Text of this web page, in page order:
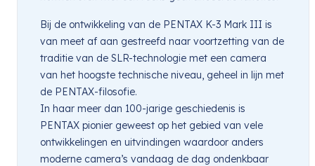
Bij de ontwikkeling van de PENTAX K-3 Mark III is
van meet af aan gestreefd naar voortzetting van de
traditie van de SLR-technologie met een camera
van het hoogste technische niveau, geheel in lijn met
de PENTAX-filosofie.
In haar meer dan 100-jarige geschiedenis is
PENTAX pionier geweest op het gebied van vele
ontwikkelingen en uitvindingen waardoor anders
moderne camera’s vandaag de dag ondenkbaar